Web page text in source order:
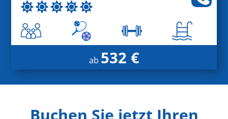
ab 532 €
Buchen Sie jetzt Ihren